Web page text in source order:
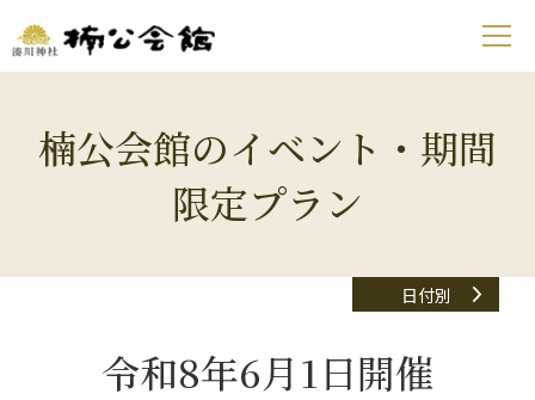
楠公会館のイベント・期間
限定プラン
日付別
令和8年6月1日開催